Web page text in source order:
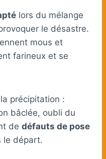
lors du mélange
le désastre.
mous et
farineux et se
précipitation :
bâclée, oubli du
de défauts de pose
le départ.